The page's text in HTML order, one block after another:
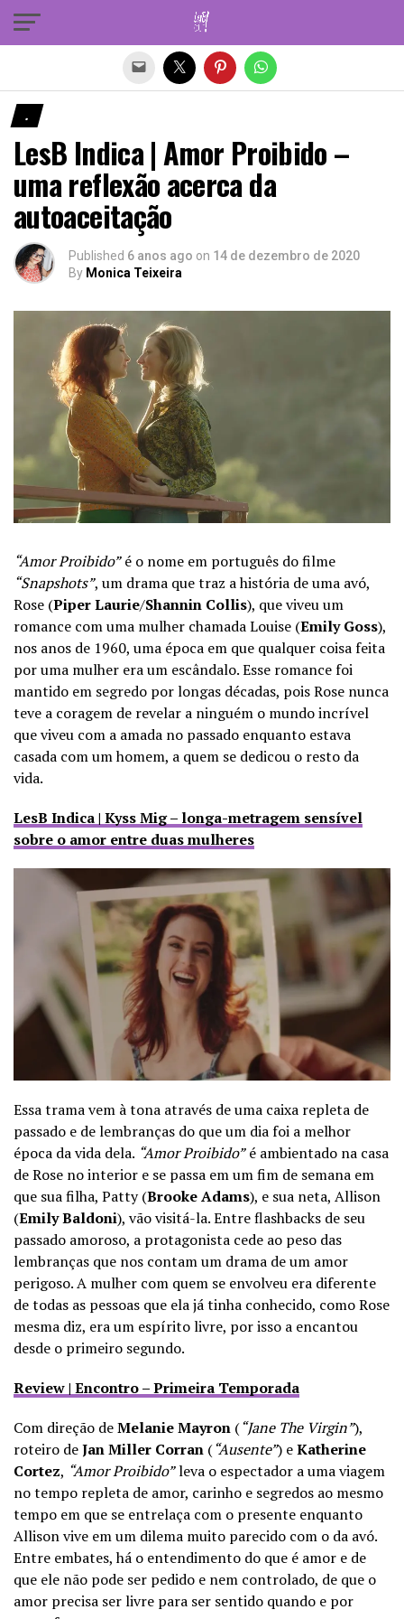
.
LesB Indica | Amor Proibido –
uma reflexão acerca da
autoaceitação
Published 6 anos ago on 14 de dezembro de 2020
By Monica Teixeira
“Amor Proibido”é o nome em português do filme
“Snapshots”, um drama que traz a história de uma avó,
Rose (Piper Laurie/Shannin Collis), que viveu um
romance com uma mulher chamada Louise (Emily Goss),
nos anos de 1960, uma época em que qualquer coisa feita
por uma mulher era um escândalo. Esse romance foi
mantido em segredo por longas décadas, pois Rose nunca
teve a coragem de revelar a ninguém o mundo incrível
que viveu com a amada no passado enquanto estava
casada com um homem, a quem se dedicou o resto da
vida.
LesB Indica | Kyss Mig – longa-metragem sensível
sobre o amor entre duas mulheres
Essa trama vem à tona através de uma caixa repleta de
passado e de lembranças do que um dia foi a melhor
época da vida dela. “Amor Proibido”é ambientado na casa
de Rose no interior e se passa em um fim de semana em
que sua filha, Patty (Brooke Adams), e sua neta, Allison
(Emily Baldoni), vão visitá-la. Entre flashbacks de seu
passado amoroso, a protagonista cede ao peso das
lembranças que nos contam um drama de um amor
perigoso. A mulher com quem se envolveu era diferente
de todas as pessoas que ela já tinha conhecido, como Rose
mesma diz, era um espírito livre, por isso a encantou
desde o primeiro segundo.
Review | Encontro – Primeira Temporada
Com direção deMelanie Mayron (“Jane The Virgin”),
roteiro deJan Miller Corran (“Ausente”) eKatherine
Cortez, “Amor Proibido”leva o espectador a uma viagem
no tempo repleta de amor, carinho e segredos ao mesmo
tempo em que se entrelaça com o presente enquanto
Allison vive em um dilema muito parecido com o da avó.
Entre embates, há o entendimento do que é amor e de
que ele não pode ser pedido e nem controlado, de que o
amor precisa ser livre para ser sentido quando e por
Sair da versão mobile